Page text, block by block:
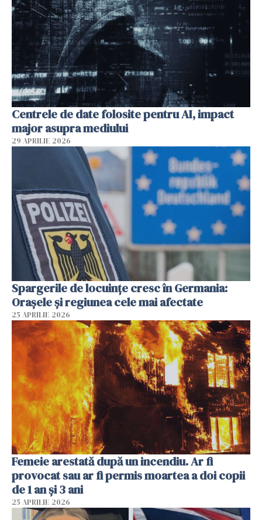
Centrele de date folosite pentru AI, impact
major asupra mediului
29 APRILIE 2026
Spargerile de locuințe cresc în Germania:
Orașele și regiunea cele mai afectate
25 APRILIE 2026
Femeie arestată după un incendiu. Ar fi
provocat sau ar fi permis moartea a doi copii
de 1 an și 3 ani
25 APRILIE 2026